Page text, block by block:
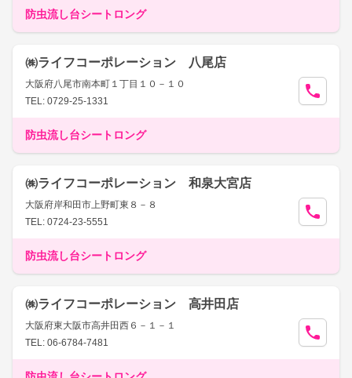
防虫流し台シートロング
㈱ライフコーポレーション 八尾店
大阪府八尾市南本町１丁目１０－１０
TEL: 0729-25-1331
防虫流し台シートロング
㈱ライフコーポレーション 和泉大宮店
大阪府岸和田市上野町東８－８
TEL: 0724-23-5551
防虫流し台シートロング
㈱ライフコーポレーション 高井田店
大阪府東大阪市高井田西６－１－１
TEL: 06-6784-7481